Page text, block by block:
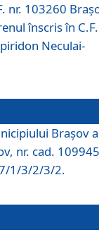
nr. 103260
înscris în
Neculai-
Braşov a
nr. cad.
1/3/2/3/2.